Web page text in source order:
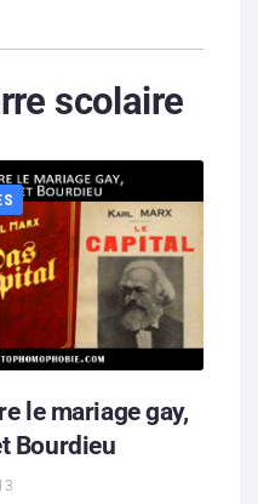
scolaire
le mariage gay,
Bourdieu